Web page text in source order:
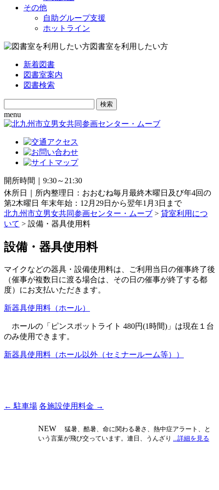
その他
自助グループ支援
ホットライン
図書室を利用したい方
新着図書
図書室案内
図書検索
Search
for:
menu
開所時間｜9:30～21:30
休所日｜所内整理日：おおむね毎月最終木曜日及び年4回の
第2木曜日 年末年始：12月29日から翌年1月3日まで
北九州市立男女共同参画センター・ムーブ > 貸室利用につ
いて > 設備・器具使用料
設備・器具使用料
マイクなどの器具・設備使用料は、ご利用当日の催事終了後
（催事が複数日に渡る場合は、その日の催事が終了する都
度）にお支払いただきます。
新器具使用料（ホール）
ホールの「ピンスポットライト 480円(1時間)」は現在１台
のみ使用できます。
新器具使用料（ホール以外（セミナールーム等））
投
← 駐車場 各施設使用料金 →
NEW
猛暑、酷暑、命に関わる暑さ、熱中症アラート、と
いう言葉が飛び交っています。連日、うんざり
...詳細を見る